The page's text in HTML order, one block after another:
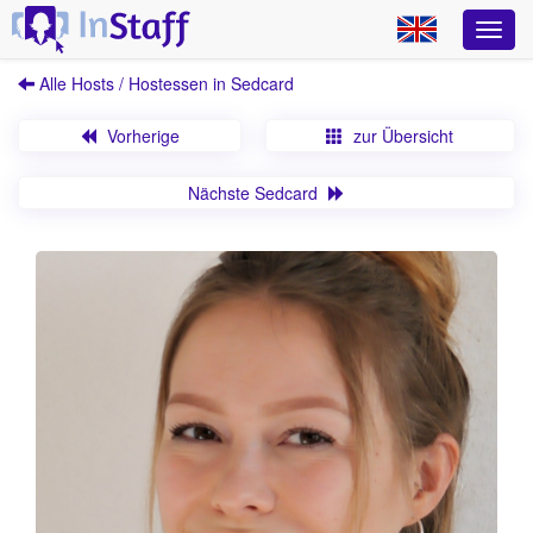
Alle Hosts / Hostessen in Sedcard
Vorherige zur Übersicht
Nächste Sedcard